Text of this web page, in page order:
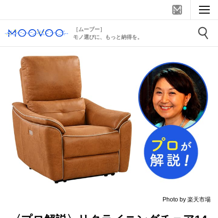
［ムーブー］
モノ選びに、もっと納得を。
Photo by 楽天市場